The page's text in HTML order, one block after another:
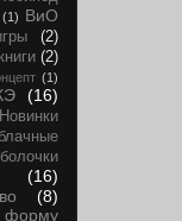
(1) ВиО
(2)
книги (2)
(1)
(16)
Новинки
(16)
(8)
форму